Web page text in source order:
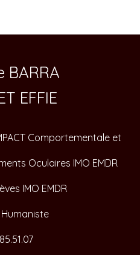
BARRA
EFFIE
Comportementale et
Oculaires IMO EMDR
IMO EMDR